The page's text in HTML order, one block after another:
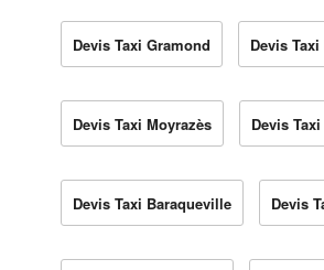
Devis Taxi Gramond Devis
Devis Taxi Moyrazès Devis
Devis Taxi Baraqueville Devis